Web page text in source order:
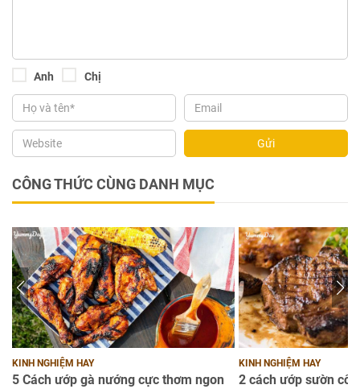
Anh Chị
Gửi
CÔNG THỨC CÙNG DANH MỤC
KINH NGHIỆM HAY
5 Cách ướp gà nướng cực thơm ngon
KINH NGHIỆM HAY
2 cách ướp sườn